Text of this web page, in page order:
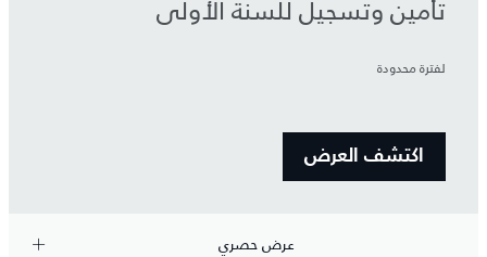
تأمين وتسجيل للسنة الأولى
لفترة محدودة
اكتشف العرض
عرض حصري